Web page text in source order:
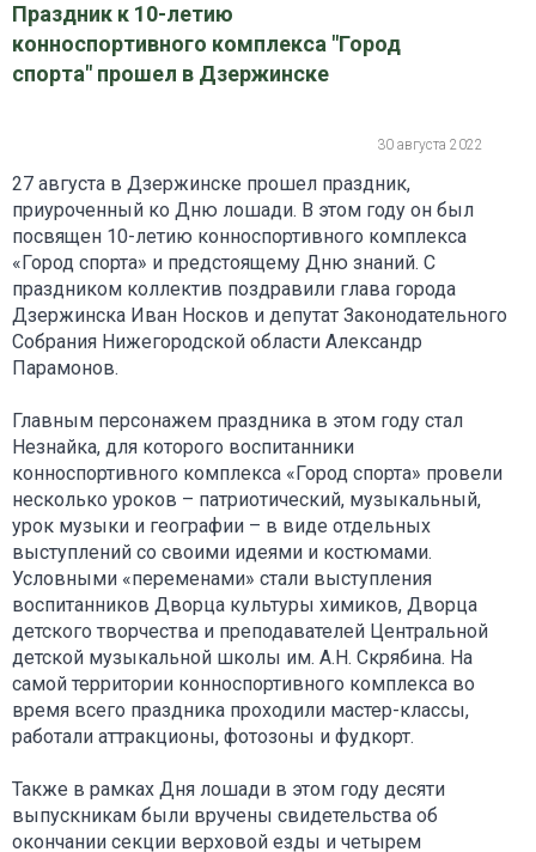
Праздник к 10-летию
конноспортивного комплекса "Город
спорта" прошел в Дзержинске
30 августа 2022
27 августа в Дзержинске прошел праздник,
приуроченный ко Дню лошади. В этом году он был
посвящен 10-летию конноспортивного комплекса
«Город спорта» и предстоящему Дню знаний. С
праздником коллектив поздравили глава города
Дзержинска Иван Носков и депутат Законодательного
Собрания Нижегородской области Александр
Парамонов.
Главным персонажем праздника в этом году стал
Незнайка, для которого воспитанники
конноспортивного комплекса «Город спорта» провели
несколько уроков – патриотический, музыкальный,
урок музыки и географии – в виде отдельных
выступлений со своими идеями и костюмами.
Условными «переменами» стали выступления
воспитанников Дворца культуры химиков, Дворца
детского творчества и преподавателей Центральной
детской музыкальной школы им. А.Н. Скрябина. На
самой территории конноспортивного комплекса во
время всего праздника проходили мастер-классы,
работали аттракционы, фотозоны и фудкорт.
Также в рамках Дня лошади в этом году десяти
выпускникам были вручены свидетельства об
окончании секции верховой езды и четырем